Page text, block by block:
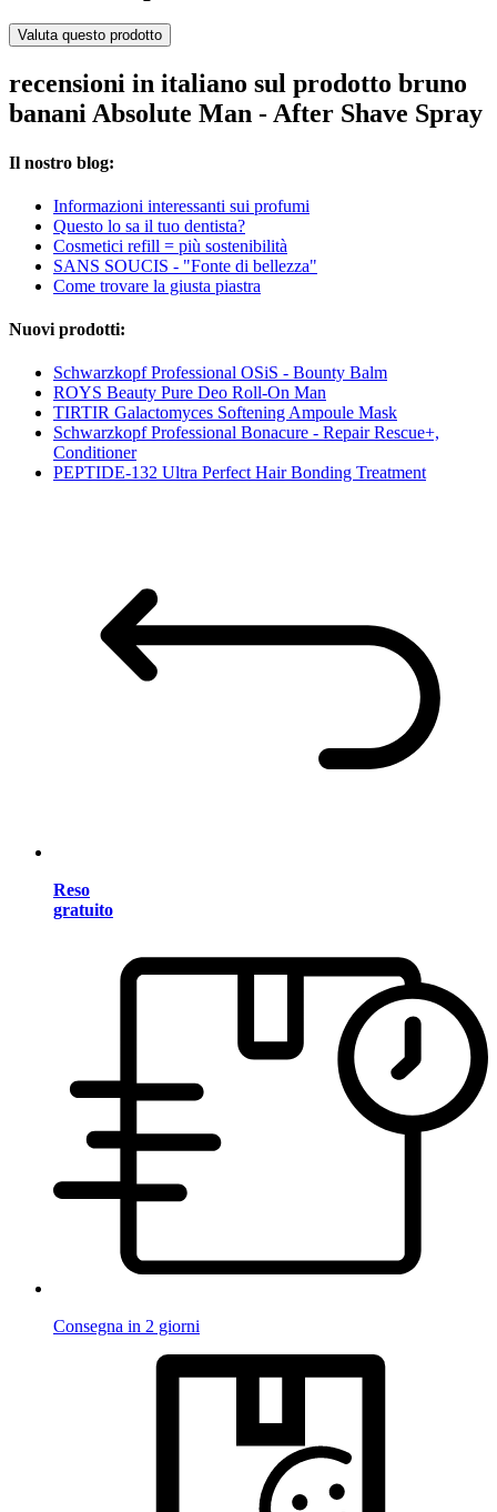
Valuta questo prodotto
recensioni in italiano sul prodotto bruno
banani Absolute Man - After Shave Spray
Il nostro blog:
Informazioni interessanti sui profumi
Questo lo sa il tuo dentista?
Cosmetici refill = più sostenibilità
SANS SOUCIS - "Fonte di bellezza"
Come trovare la giusta piastra
Nuovi prodotti:
Schwarzkopf Professional OSiS - Bounty Balm
ROYS Beauty Pure Deo Roll-On Man
TIRTIR Galactomyces Softening Ampoule Mask
Schwarzkopf Professional Bonacure - Repair Rescue+,
Conditioner
PEPTIDE-132 Ultra Perfect Hair Bonding Treatment
Reso
gratuito
Consegna in 2 giorni